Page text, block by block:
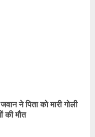
ने पिता को मारी गोली
की मौत